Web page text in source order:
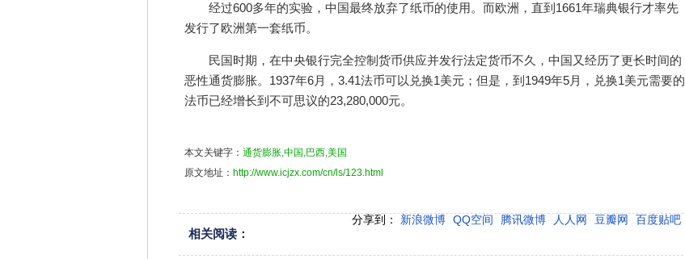
经过600多年的实验，中国最终放弃了纸币的使用。而欧洲，直到1661年瑞典银行才率先
发行了欧洲第一套纸币。
民国时期，在中央银行完全控制货币供应并发行法定货币不久，中国又经历了更长时间的
恶性通货膨胀。1937年6月，3.41法币可以兑换1美元；但是，到1949年5月，兑换1美元需要的
法币已经增长到不可思议的23,280,000元。
本文关键字： 通货膨胀,中国,巴西,美国
原文地址： http://www.icjzx.com/cn/ls/123.html
分享到： 新浪微博 QQ空间 腾讯微博 人人网 豆瓣网 百度贴吧
相关阅读：